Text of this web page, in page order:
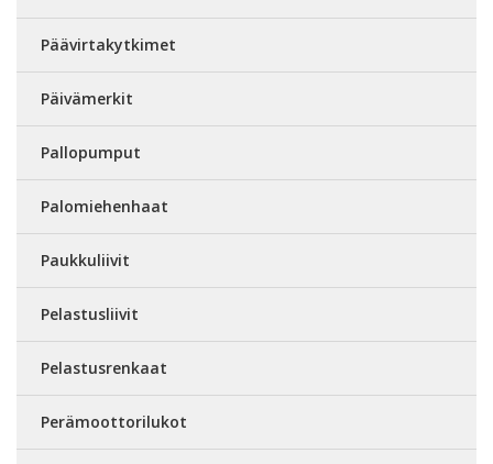
Päävirtakytkimet
Päivämerkit
Pallopumput
Palomiehenhaat
Paukkuliivit
Pelastusliivit
Pelastusrenkaat
Perämoottorilukot